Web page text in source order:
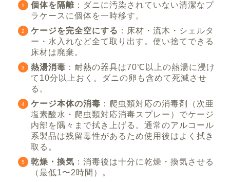
個体を隔離 ：ダニに汚染されていない清潔なプ
ラケースに個体を一時移す。
ケージを完全空にする ：床材・流木・シェルタ
ー・水入れなど全て取り出す。使い捨てできる
床材は廃棄。
熱湯消毒 ：耐熱の器具は70℃以上の熱湯に浸け
て10分以上おく。ダニの卵も含めて死滅させ
る。
ケージ本体の消毒 ：爬虫類対応の消毒剤（次亜
塩素酸水・爬虫類対応消毒スプレー）でケージ
内部を隅々まで拭き上げる。通常のアルコール
系製品は残留毒性があるため使用後はよく拭き
取る。
乾燥・換気 ：消毒後は十分に乾燥・換気させる
（最低1〜2時間）。